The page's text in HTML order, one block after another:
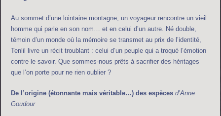
Au sommet d’une lointaine montagne, un voyageur rencontre un vieil
homme qui parle en son nom… et en celui d’un autre. Né double,
témoin d’un monde où la mémoire se transmet au prix de l’identité,
Tenlil livre un récit troublant : celui d’un peuple qui a troqué l’émotion
contre le savoir. Que sommes-nous prêts à sacrifier des héritages
que l’on porte pour ne rien oublier ?
De l’origine (étonnante mais véritable…) des espèces d’Anne
Goudour